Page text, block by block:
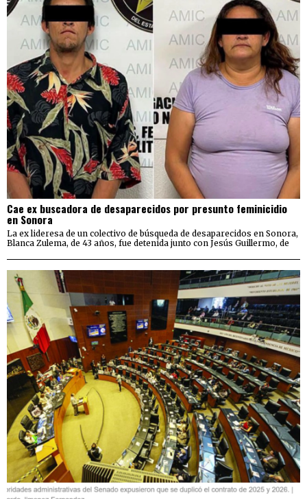
Cae ex buscadora de desaparecidos por presunto feminicidio
en Sonora
La ex lideresa de un colectivo de búsqueda de desaparecidos en Sonora,
Blanca Zulema, de 43 años, fue detenida junto con Jesús Guillermo, de